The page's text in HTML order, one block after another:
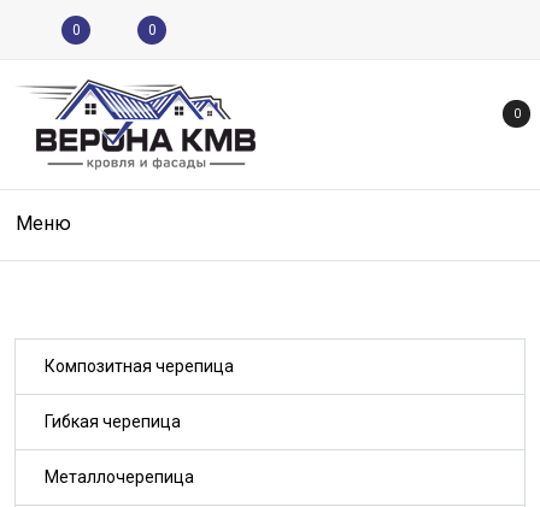
0 0
0
Меню
Композитная черепица
Гибкая черепица
Металлочерепица